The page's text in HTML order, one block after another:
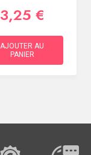
3,25 €
AJOUTER AU
PANIER